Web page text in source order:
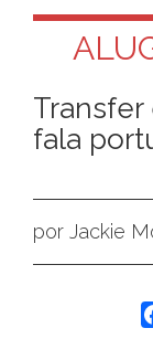
fala
por Jackie